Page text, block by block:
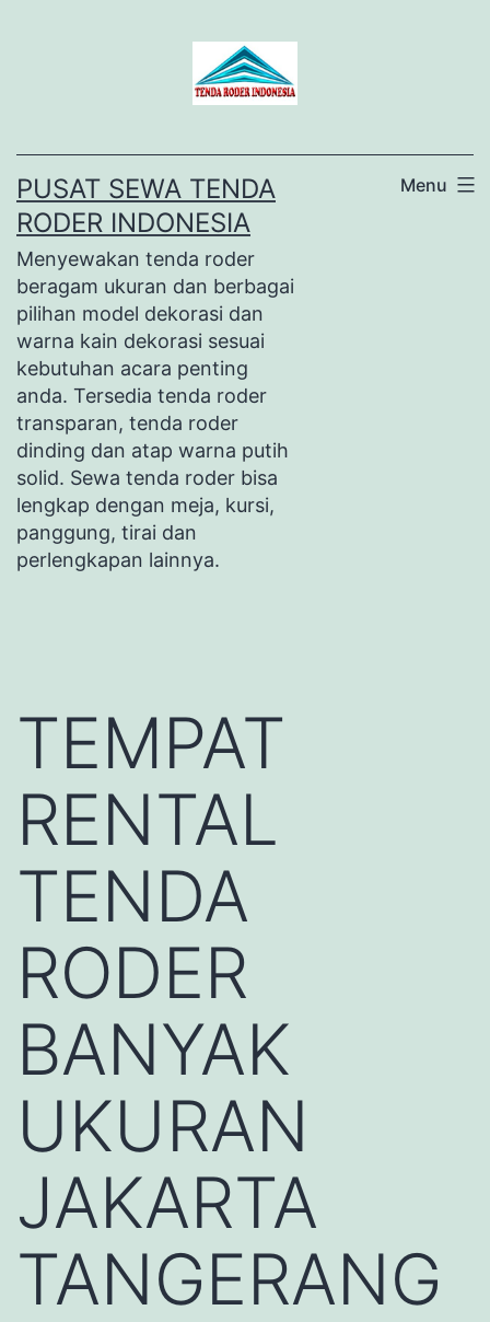
PUSAT SEWA TENDA
RODER INDONESIA
Menyewakan tenda roder
beragam ukuran dan berbagai
pilihan model dekorasi dan
warna kain dekorasi sesuai
kebutuhan acara penting
anda. Tersedia tenda roder
transparan, tenda roder
dinding dan atap warna putih
solid. Sewa tenda roder bisa
lengkap dengan meja, kursi,
panggung, tirai dan
perlengkapan lainnya.
Menu
TEMPAT
RENTAL
TENDA
RODER
BANYAK
UKURAN
JAKARTA
TANGERANG